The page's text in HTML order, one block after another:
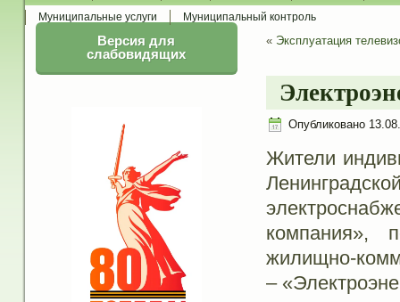
Муниципальные услуги
Муниципальный контроль
Версия для
слабовидящих
« Эксплуатация
Опубликовано
Жители
компания»,
жилищно-
–